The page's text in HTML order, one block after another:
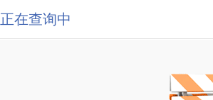
正在查询中